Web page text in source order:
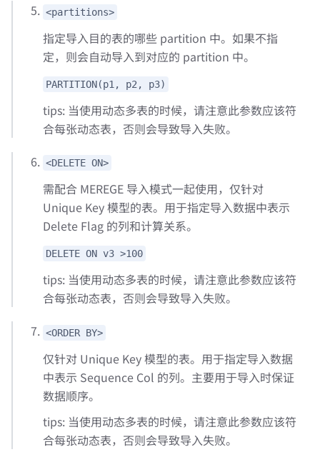
<partitions>
指定导入目的表的哪些 partition 中。如果不指
定，则会自动导入到对应的 partition 中。
PARTITION(p1, p2, p3)
tips: 当使用动态多表的时候，请注意此参数应该符
合每张动态表，否则会导致导入失败。
<DELETE ON>
需配合 MEREGE 导入模式一起使用，仅针对
Unique Key 模型的表。用于指定导入数据中表示
Delete Flag 的列和计算关系。
DELETE ON v3 >100
tips: 当使用动态多表的时候，请注意此参数应该符
合每张动态表，否则会导致导入失败。
<ORDER BY>
仅针对 Unique Key 模型的表。用于指定导入数据
中表示 Sequence Col 的列。主要用于导入时保证
数据顺序。
tips: 当使用动态多表的时候，请注意此参数应该符
合每张动态表，否则会导致导入失败。